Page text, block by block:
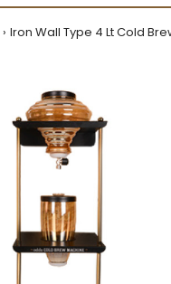
Iron Wall Type 4 Lt Cold